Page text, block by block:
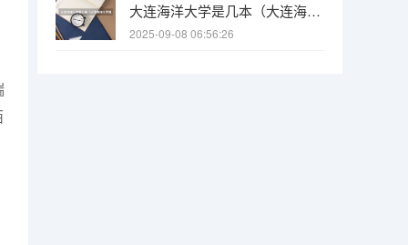
大连海洋大学是几本（大连海洋大学是一本还是二本）
2025-09-08 06:56:26